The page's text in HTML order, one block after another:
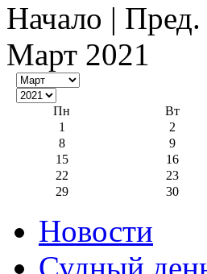
Начало | Пред.
Март 2021
Пн Вт
1
2
8
9
15
16
22
23
29
30
Новости